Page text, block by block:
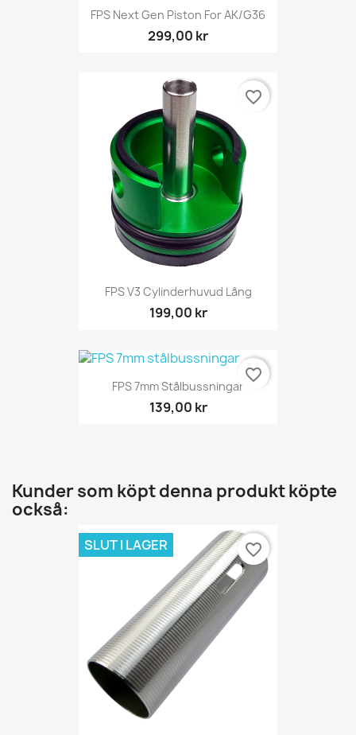
FPS Next Gen Piston For AK/G36
299,00 kr
FPS V3 Cylinderhuvud Lång
199,00 kr
favorite_border
FPS 7mm Stålbussningar
139,00 kr
favorite_border
Kunder som köpt denna produkt köpte
också:
SLUT I LAGER favorite_border